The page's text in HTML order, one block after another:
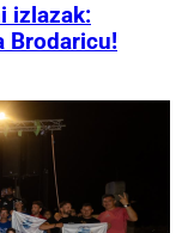
izlazak:
Brodaricu!